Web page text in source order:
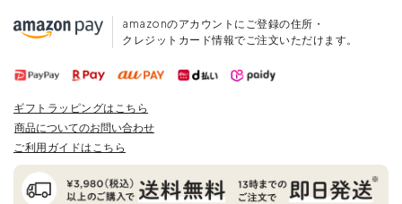
amazonのアカウントにご登録の住所・
クレジットカード情報でご注文いただけます。
ギフトラッピングはこちら
商品についてのお問い合わせ
ご利用ガイドはこちら